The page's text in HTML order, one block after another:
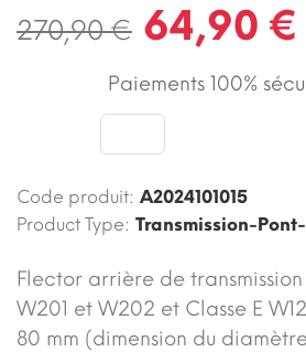
270,90 € 64,90 €
Paiements 100%
Code produit: A2024101015
Product Type: Transmission-
Flector arrière de
W201 et W202 et Classe E
80 mm (dimension du